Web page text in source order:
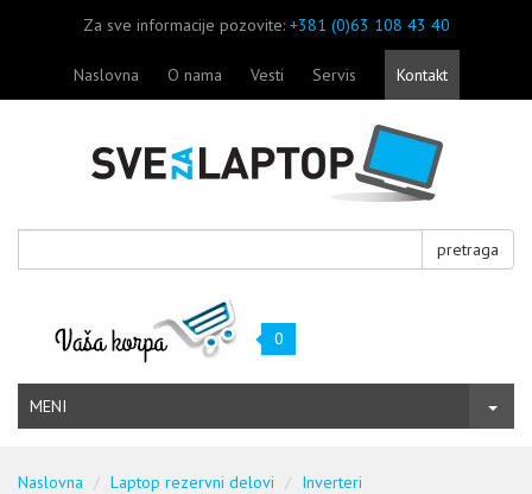
Za sve informacije pozovite: +381 (0)63 108 43 40
Naslovna O nama Vesti Servis Kontakt
pretraga
0
MENI
Naslovna Laptop rezervni delovi
Inverteri